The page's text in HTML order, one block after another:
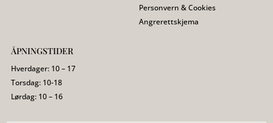
Personvern & Cookies
Angrerettskjema
ÅPNINGSTIDER
Hverdager: 10 – 17
Torsdag: 10-18
Lørdag: 10 – 16